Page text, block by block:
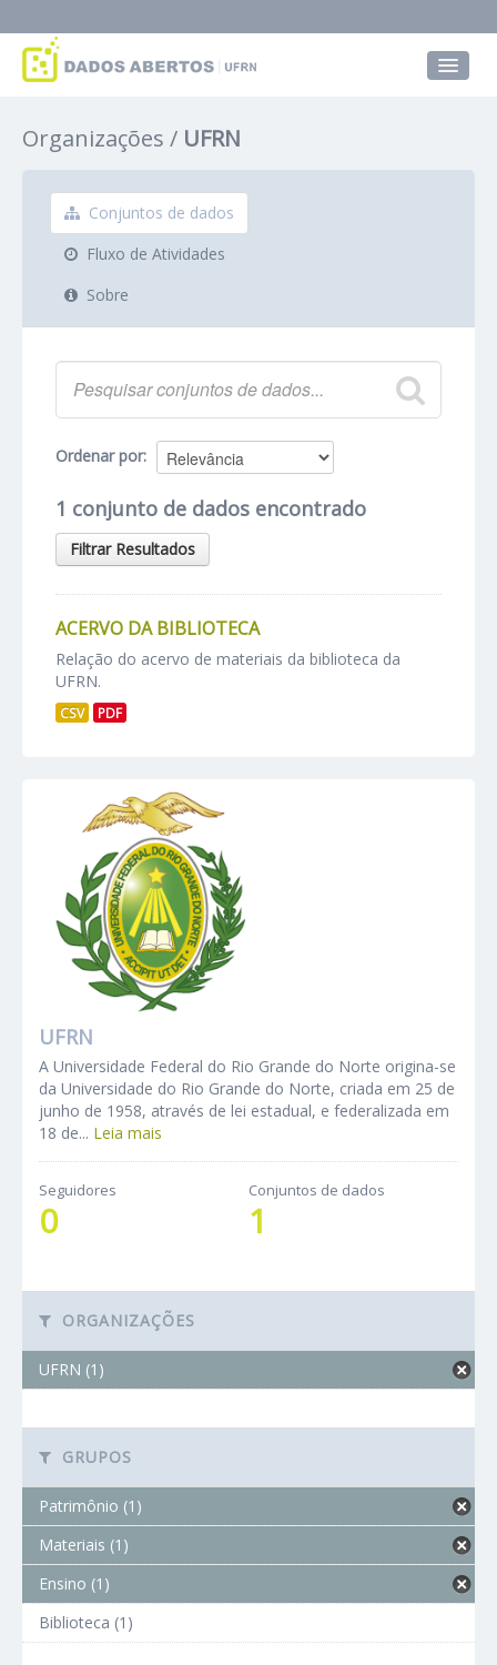
Grupos
Sobre
Organizações UFRN
Conjuntos de dados
Fluxo de Atividades
Sobre
Ordenar por
1 conjunto de dados encontrado
Filtrar Resultados
ACERVO DA BIBLIOTECA
Relação do acervo de materiais da biblioteca da
UFRN.
CSV PDF
UFRN
A Universidade Federal do Rio Grande do Norte origina-se
da Universidade do Rio Grande do Norte, criada em 25 de
junho de 1958, através de lei estadual, e federalizada em
18 de... Leia mais
Seguidores
0
Conjuntos de dados
1
ORGANIZAÇÕES
UFRN (1)
GRUPOS
Patrimônio (1)
Materiais (1)
Ensino (1)
Biblioteca (1)